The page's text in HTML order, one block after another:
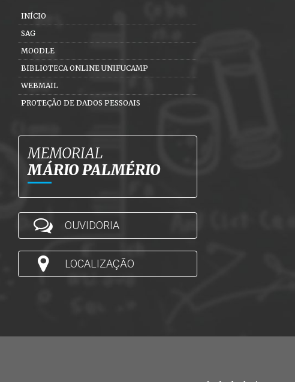
INÍCIO
SAG
MOODLE
BIBLIOTECA ONLINE UNIFUCAMP
WEBMAIL
PROTEÇÃO DE DADOS PESSOAIS
MEMORIAL
MÁRIO PALMÉRIO
OUVIDORIA
LOCALIZAÇÃO